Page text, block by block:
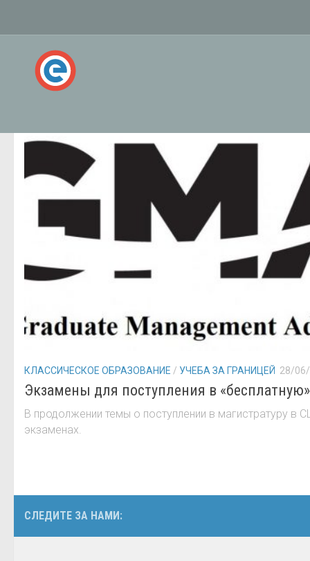
КЛАССИЧЕСКОЕ ОБРАЗОВАНИЕ / УЧЕБА ЗА ГРАНИЦЕЙ 28/
Экзамены для поступления в
В продолжении темы о поступлении в магистратуру
экзаменах.
СЛЕДИТЕ ЗА НАМИ: